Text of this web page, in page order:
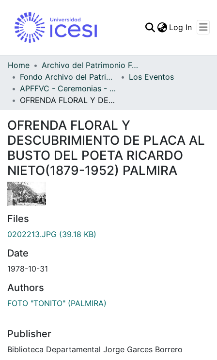
Statistics
Log In
Home
Archivo del Patrimonio Fotográfico y Fílmico del Valle del Cauca
Fondo Archivo del Patrimonio Fotográfico y Fílmico del Valle del Cauca
Los Eventos
APFFVC - Ceremonias - Patrimonial
OFRENDA FLORAL Y DESCUBRIMIENTO DE PLACA AL BUSTO DEL POETA RICARDO NIETO(1879-1952) PALMIRA
OFRENDA FLORAL Y
DESCUBRIMIENTO DE PLACA AL
BUSTO DEL POETA RICARDO
NIETO(1879-1952) PALMIRA
Files
0202213.JPG (39.18 KB)
Date
1978-10-31
Authors
FOTO "TONITO" (PALMIRA)
Publisher
Biblioteca Departamental Jorge Garces Borrero